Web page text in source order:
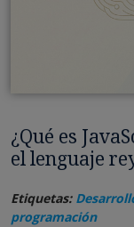
¿Qué es
el lenguaje
Etiquetas:
programación